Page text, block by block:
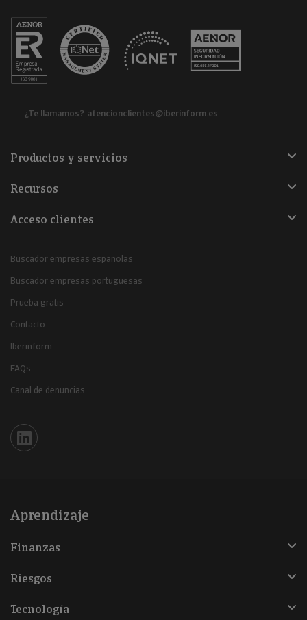
¿Te llamamos? atencionclientes@iberinform.es
Productos y servicios
Recursos
Acceso clientes
Buscador empresas españolas
Buscador empresas portuguesas
Prueba gratis
Contacto
Iberinform
FAQs
Canal de denuncias
Iberinform en Linkedin
Aprendizaje
Finanzas
Riesgos
Tecnología